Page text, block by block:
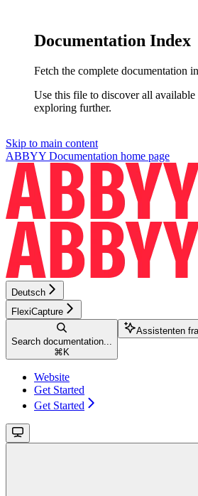
Documentation Index
Fetch the complete documentation
Use this file to discover all available
exploring further.
Skip to main content
ABBYY Documentation home page
Deutsch
FlexiCapture
Search documentation...
⌘ K
Assistenten
Website
Get Started
Get Started